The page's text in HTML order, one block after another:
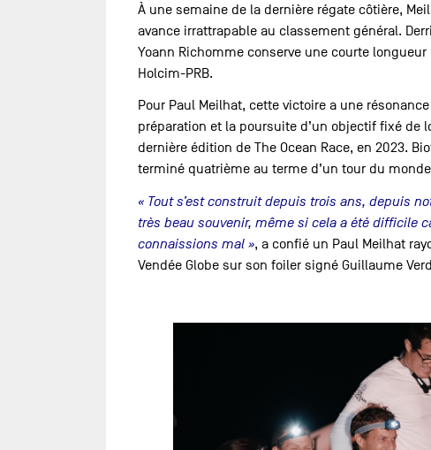
À une semaine de la dernière régate côtière,
avance irrattrapable au classement général.
Yoann Richomme conserve une courte
Holcim-PRB.
Pour Paul Meilhat, cette victoire a une
préparation et la poursuite d’un objectif fixé de
dernière édition de The Ocean Race, en 2023.
terminé quatrième au terme d’un tour du
« Tout s’est construit depuis trois ans, depuis
très beau souvenir, même si cela a été difficile
connaissions mal », a confié un Paul Meilhat
Vendée Globe sur son foiler signé Guillaume